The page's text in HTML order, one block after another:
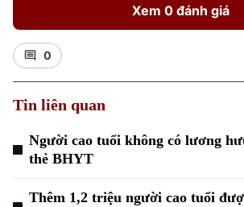
Xem 0 đánh giá
0
Tin liên quan
Người cao tuổi không có lương
thẻ BHYT
Thêm 1,2 triệu người cao tuổi